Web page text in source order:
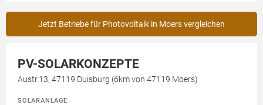
Jetzt Betriebe für Photovoltaik in Moers vergleichen
PV-SOLARKONZEPTE
Austr.13, 47119 Duisburg (6km von 47119 Moers)
SOLARANLAGE